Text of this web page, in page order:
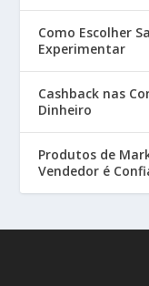
Como Escolher
Experimentar
Cashback nas
Dinheiro
Produtos de
Vendedor é